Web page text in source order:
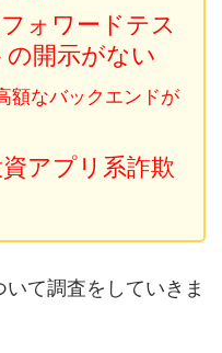
ォワードテス
の開示がない
額なバックエンドが
アプリ系詐欺
いて調査をしていきま